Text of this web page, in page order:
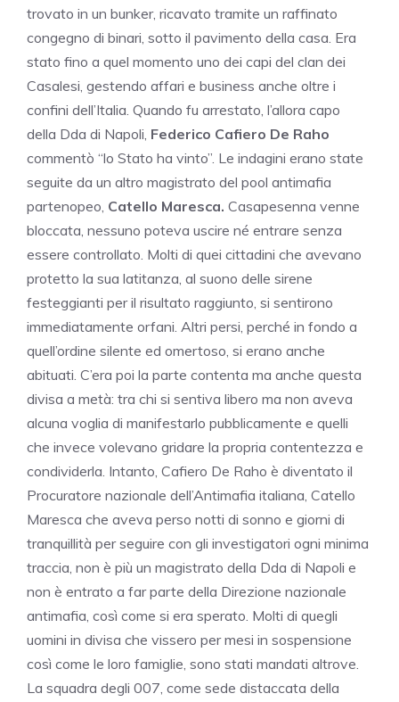
trovato in un bunker, ricavato tramite un raffinato
congegno di binari, sotto il pavimento della casa. Era
stato fino a quel momento uno dei capi del clan dei
Casalesi, gestendo affari e business anche oltre i
confini dell’Italia. Quando fu arrestato, l’allora capo
della Dda di Napoli, Federico Cafiero De Raho
commentò “lo Stato ha vinto”. Le indagini erano state
seguite da un altro magistrato del pool antimafia
partenopeo, Catello Maresca. Casapesenna venne
bloccata, nessuno poteva uscire né entrare senza
essere controllato. Molti di quei cittadini che avevano
protetto la sua latitanza, al suono delle sirene
festeggianti per il risultato raggiunto, si sentirono
immediatamente orfani. Altri persi, perché in fondo a
quell’ordine silente ed omertoso, si erano anche
abituati. C’era poi la parte contenta ma anche questa
divisa a metà: tra chi si sentiva libero ma non aveva
alcuna voglia di manifestarlo pubblicamente e quelli
che invece volevano gridare la propria contentezza e
condividerla. Intanto, Cafiero De Raho è diventato il
Procuratore nazionale dell’Antimafia italiana, Catello
Maresca che aveva perso notti di sonno e giorni di
tranquillità per seguire con gli investigatori ogni minima
traccia, non è più un magistrato della Dda di Napoli e
non è entrato a far parte della Direzione nazionale
antimafia, così come si era sperato. Molti di quegli
uomini in divisa che vissero per mesi in sospensione
così come le loro famiglie, sono stati mandati altrove.
La squadra degli 007, come sede distaccata della